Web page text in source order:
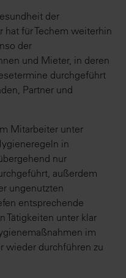
der
für Techem weiterhin
der
und Mieter, in deren
durchgeführt
Partner und
Mitarbeiter unter
in
nur
außerdem
ungenutzten
entsprechende
Tätigkeiten unter klar
im
wieder durchführen zu